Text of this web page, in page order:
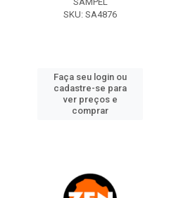
SKU: SA4876
Faça seu login ou
cadastre-se para
ver preços e
comprar